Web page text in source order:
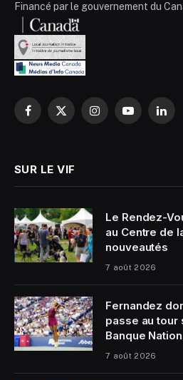
Financé par le gouvernement du
Facebook
X
InstagramYouTube
SUR LE VIF
Le Rendez-
au Centre de
nouveautés
7 août 2026
Fernandez
passe au tour
Banque
7 août 2026